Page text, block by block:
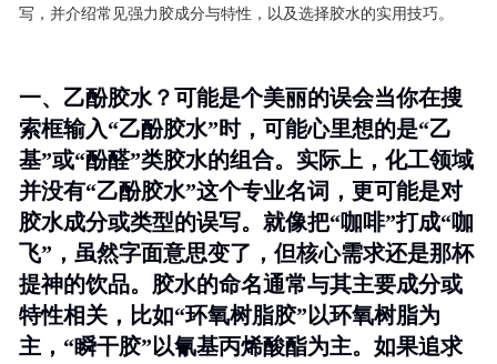
写，并介绍常见强力胶成分与特性，以及选择胶水的实用技巧。
一、乙酚胶水？可能是个美丽的误会当你在搜
索框输入“乙酚胶水”时，可能心里想的是“乙
基”或“酚醛”类胶水的组合。实际上，化工领域
并没有“乙酚胶水”这个专业名词，更可能是对
胶水成分或类型的误写。就像把“咖啡”打成“咖
飞”，虽然字面意思变了，但核心需求还是那杯
提神的饮品。胶水的命名通常与其主要成分或
特性相关，比如“环氧树脂胶”以环氧树脂为
主，“瞬干胶”以氰基丙烯酸酯为主。如果追求